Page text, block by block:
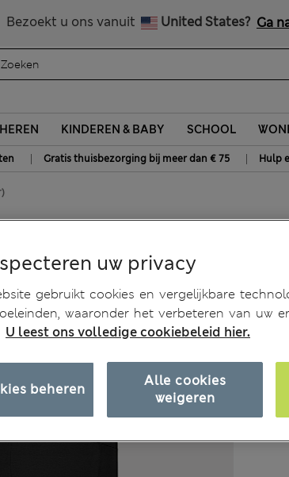
Bezoekt u ons vanuit United States? Ga
HEREN KINDEREN & BABY SCHOOL
| Gratis thuisbezorging bij meer dan € 75 | Hulp
uw privacy
gebruikt cookies en vergelijkbare
waaronder het verbeteren van uw
U leest ons volledige cookiebeleid hier.
Alle cookies
weigeren
beheren